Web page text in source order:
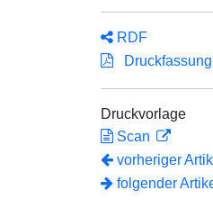
RDF
Druckfassung
Druckvorlage
Scan
vorheriger
folgender